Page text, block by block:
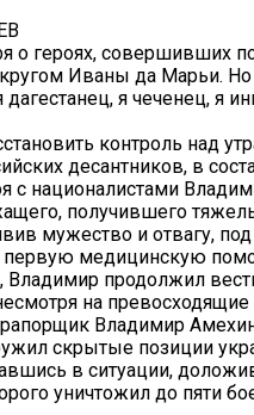
о героях, совершивших
Иваны да Марьи.
дагестанец, я чеченец, я
контроль над
десантников, в
с националистами
получившего
мужество и отвагу,
первую медицинскую
продолжил
на
Владимир
скрытые позиции
в ситуации,
уничтожил до пяти